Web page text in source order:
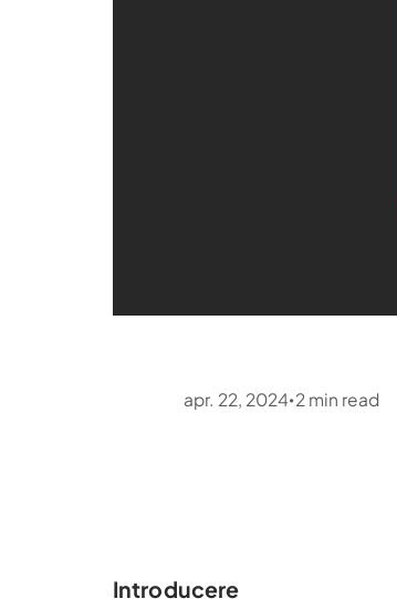
apr. 22, 2024 • 2 min read
Introducere